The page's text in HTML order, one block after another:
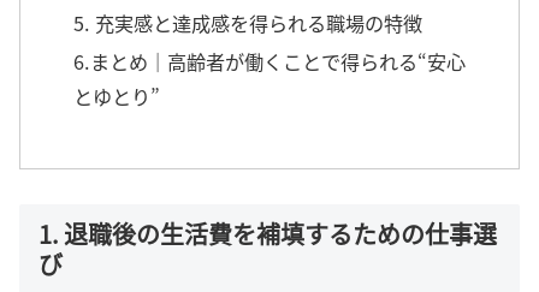
5. 充実感と達成感を得られる職場の特徴
6.まとめ｜高齢者が働くことで得られる“安心
とゆとり”
1. 退職後の生活費を補填するための仕事選
び